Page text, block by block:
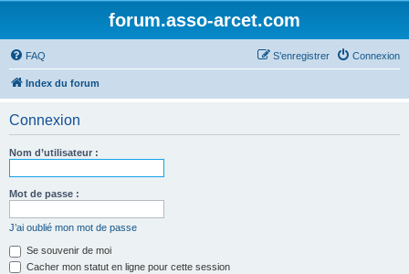
forum.asso-arcet.com
FAQ Connexion
S’enregistrer
Index du forum
Connexion
Nom d’utilisateur :
Mot de passe :
J’ai oublié mon mot de passe
Se souvenir de moi
Cacher mon statut en ligne pour cette session